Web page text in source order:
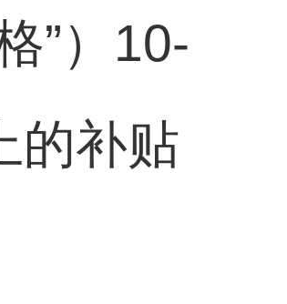
”）10-
的补贴